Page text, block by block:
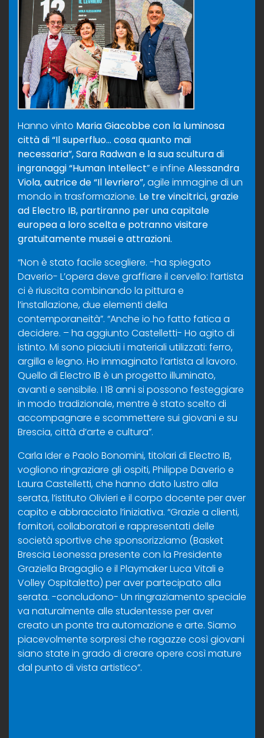
Hanno vinto Maria Giacobbe con la luminosa
città di “Il superfluo… cosa quanto mai
necessaria”, Sara Radwan e la sua scultura di
ingranaggi “Human Intellect” e infine Alessandra
Viola, autrice de “Il levriero”,agile immagine di un
mondo in trasformazione. Le tre vincitrici, grazie
ad Electro IB, partiranno per una capitale
europea a loro scelta e potranno visitare
gratuitamente musei e attrazioni.
“Non è stato facile scegliere. -ha spiegato
Daverio- L’opera deve graffiare il cervello: l’artista
ci è riuscita combinando la pittura e
l’installazione, due elementi della
contemporaneità”. “Anche io ho fatto fatica a
decidere. – ha aggiunto Castelletti- Ho agito di
istinto. Mi sono piaciuti i materiali utilizzati: ferro,
argilla e legno. Ho immaginato l’artista al lavoro.
Quello di Electro IB è un progetto illuminato,
avanti e sensibile. I 18 anni si possono festeggiare
in modo tradizionale, mentre è stato scelto di
accompagnare e scommettere sui giovani e su
Brescia, città d’arte e cultura”.
Carla Ider e Paolo Bonomini, titolari di Electro IB,
vogliono ringraziare gli ospiti, Philippe Daverio e
Laura Castelletti, che hanno dato lustro alla
serata, l’istituto Olivieri e il corpo docente per aver
capito e abbracciato l’iniziativa. “Grazie a clienti,
fornitori, collaboratori e rappresentati delle
società sportive che sponsorizziamo (Basket
Brescia Leonessa presente con la Presidente
Graziella Bragaglio e il Playmaker Luca Vitali e
Volley Ospitaletto) per aver partecipato alla
serata. -concludono- Un ringraziamento speciale
va naturalmente alle studentesse per aver
creato un ponte tra automazione e arte. Siamo
piacevolmente sorpresi che ragazze così giovani
siano state in grado di creare opere così mature
dal punto di vista artistico”.